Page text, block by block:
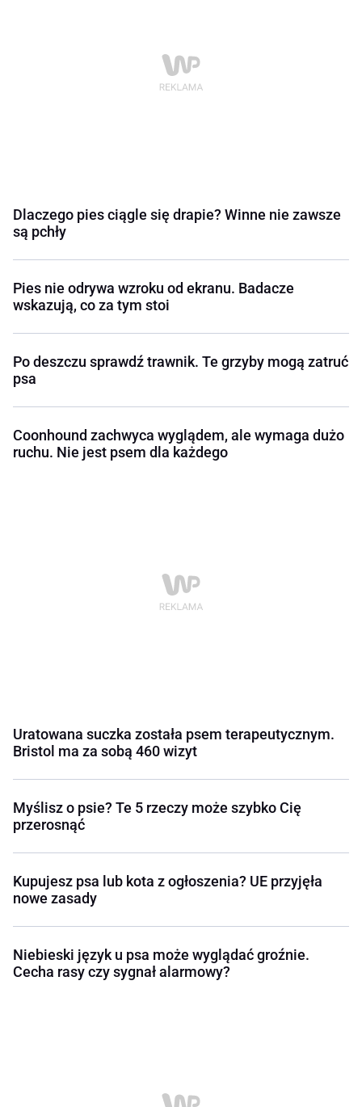
Dlaczego pies ciągle się drapie? Winne nie zawsze
są pchły
Pies nie odrywa wzroku od ekranu. Badacze
wskazują, co za tym stoi
Po deszczu sprawdź trawnik. Te grzyby mogą zatruć
psa
Coonhound zachwyca wyglądem, ale wymaga dużo
ruchu. Nie jest psem dla każdego
Uratowana suczka została psem terapeutycznym.
Bristol ma za sobą 460 wizyt
Myślisz o psie? Te 5 rzeczy może szybko Cię
przerosnąć
Kupujesz psa lub kota z ogłoszenia? UE przyjęła
nowe zasady
Niebieski język u psa może wyglądać groźnie.
Cecha rasy czy sygnał alarmowy?